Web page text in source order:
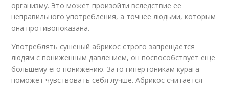
организму. Это может произойти вследствие ее
неправильного употребления, а точнее людьми, которым
она противопоказана.
Употреблять сушеный абрикос строго запрещается
людям с пониженным давлением, он поспособствует еще
большему его понижению. Зато гипертоникам курага
поможет чувствовать себя лучше. Абрикос считается